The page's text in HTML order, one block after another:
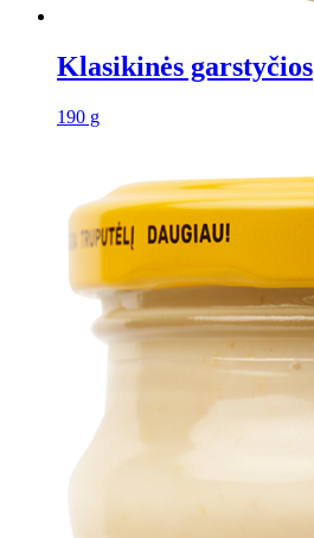
Klasikinės garstyčios
190 g